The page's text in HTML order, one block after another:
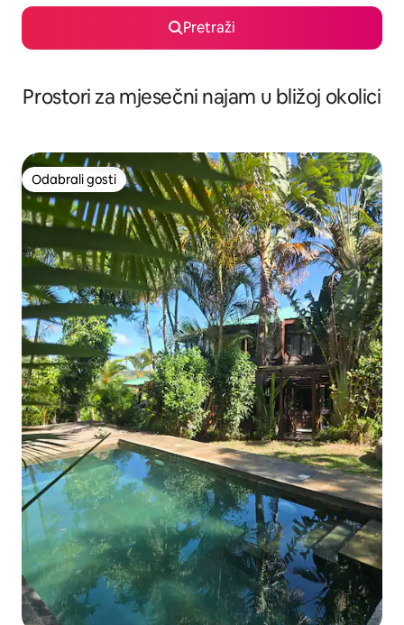
Pretraži
Prostori za mjesečni najam u bližoj okolici
Odabrali gosti
Odabrali gosti